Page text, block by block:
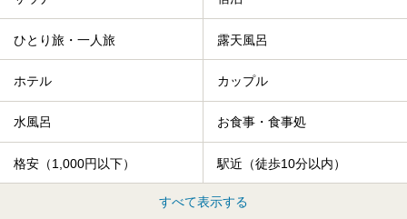
ひとり旅・一人旅 露天風呂
ホテル カップル
水風呂 お食事・食事処
格安（1,000円以下） 駅近（徒歩10分以内）
すべて表示する